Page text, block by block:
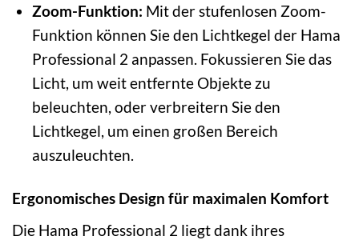
Zoom-Funktion: Mit der stufenlosen Zoom-
Funktion können Sie den Lichtkegel der Hama
Professional 2 anpassen. Fokussieren Sie das
Licht, um weit entfernte Objekte zu
beleuchten, oder verbreitern Sie den
Lichtkegel, um einen großen Bereich
auszuleuchten.
Ergonomisches Design für maximalen Komfort
Die Hama Professional 2 liegt dank ihres